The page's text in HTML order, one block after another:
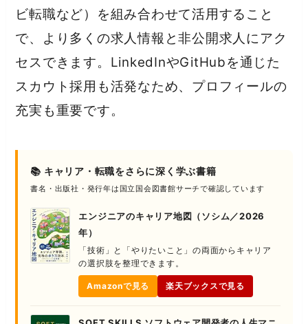
ビ転職など）を組み合わせて活用すること
で、より多くの求人情報と非公開求人にアク
セスできます。LinkedInやGitHubを通じた
スカウト採用も活発なため、プロフィールの
充実も重要です。
📚 キャリア・転職をさらに深く学ぶ書籍
書名・出版社・発行年は国立国会図書館サーチで確認しています
エンジニアのキャリア地図（ソシム／2026
年）
「技術」と「やりたいこと」の両面からキャリア
の選択肢を整理できます。
Amazonで見る 楽天ブックスで見る